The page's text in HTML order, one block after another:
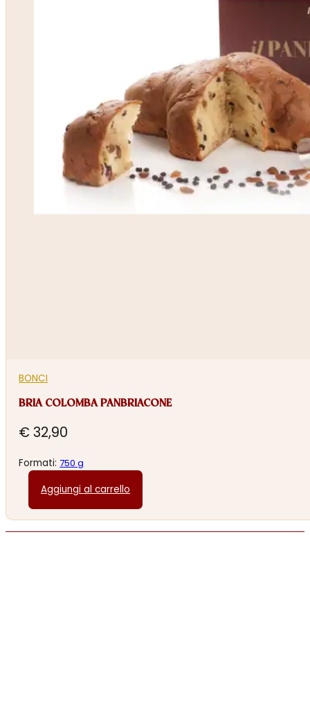
BONCI
BRIA COLOMBA PANBRIACONE
€32,90
Formati:750 g
Aggiungi al carrello